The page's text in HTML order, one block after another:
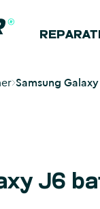
Samsung
J6